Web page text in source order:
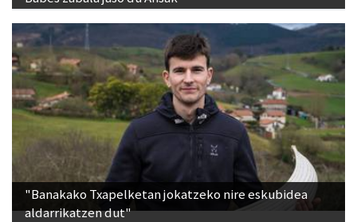
"Banakako Txapelketan jokatzeko nire eskubidea
aldarrikatzen dut"